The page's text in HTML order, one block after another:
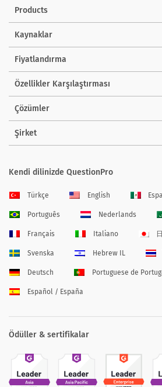
Products
Kaynaklar
Fiyatlandırma
Özellikler Karşılaştırması
Çözümler
Şirket
Kendi dilinizde QuestionPro
Türkçe English
Português Nederlands
Français Italiano
Svenska Hebrew IL
Deutsch Portuguese de
Español / España
Ödüller & sertifikalar